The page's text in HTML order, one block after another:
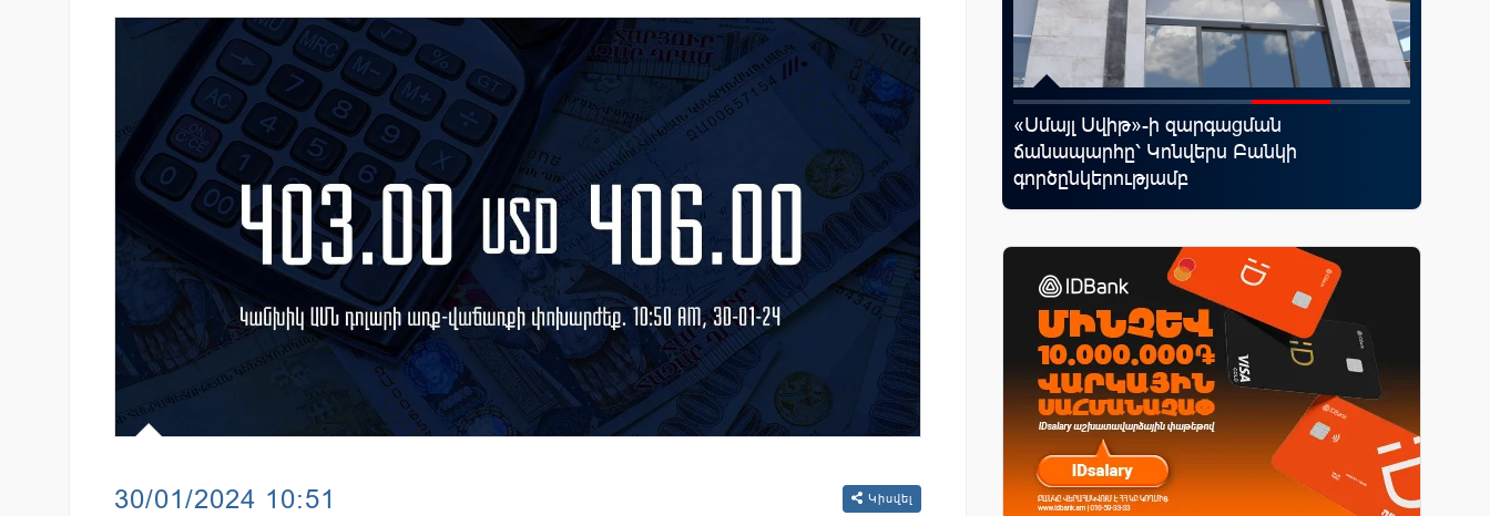
30/01/2024 10:51 Կիսվել
Հայաստանի
հարկերի
Ucom-ի աջակցությամբ ներկայացվեց
«Մտապահիր կենդանիներին» կրթական
խաղը
«Շտապ հաստատեք քարտի տվյալները»․
IDBank-ը զգուշացնում է հյուրանոցների
ամրագրման հետ կապված
զեղծարարությունների մասին
«Սմայլ Սվիթ»-ի զարգացման
ճանապարհը՝ Կոնվերս Բանկի
գործընկերությամբ